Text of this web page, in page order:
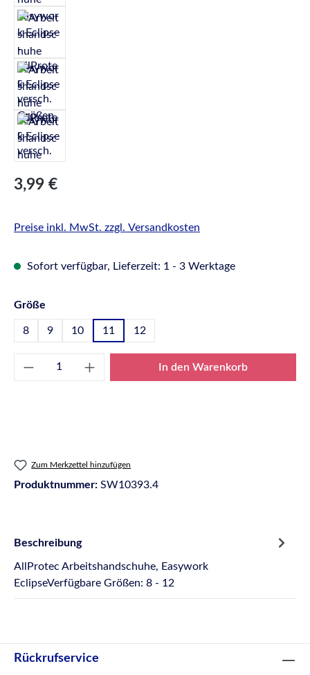
Regulärer Preis:
3,99 €
Preise inkl. MwSt. zzgl. Versandkosten
Sofort verfügbar, Lieferzeit: 1 - 3 Werktage
Größe
8 9 10 11 12
Produkt Anzahl: Gib den gewünschten
In den Warenkorb
Zum Merkzettel hinzufügen
Produktnummer: SW10393.4
Beschreibung
AllProtec Arbeitshandschuhe, Easywork
EclipseVerfügbare Größen: 8 - 12
Rückrufservice